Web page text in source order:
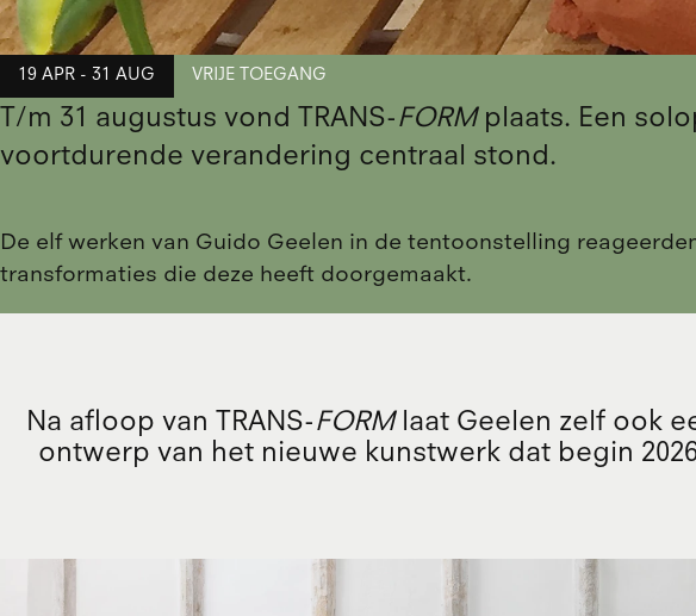
19 APR - 31 AUG VRIJE TOEGANG
T/m 31 augustus vond TRANS-FORMplaats. Een
voortdurende verandering centraal stond.
De elf werken van Guido Geelen in de tentoonstelling
transformaties die deze heeft doorgemaakt.
Na afloop van TRANS-FORMlaat Geelen zelf ook
ontwerp van het nieuwe kunstwerk dat begin